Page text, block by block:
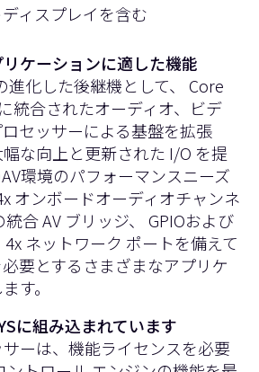
ィスプレイを含む
ケーションに適した機能
進化した後継機として、 Core
統合されたオーディオ、ビデ
セッサーによる基盤を拡張
な向上と更新された I/O を提
環境のパフォーマンスニーズ
オンボードオーディオチャンネ
合 AV ブリッジ、 GPIOおよび
ネットワーク ポートを備えて
要とするさまざまなアプリケ
す。
に組み込まれています
ーは、機能ライセンスを必要